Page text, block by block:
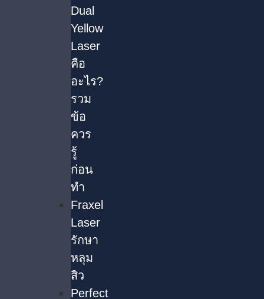
Dual
Yellow
Laser
คือ
อะไร?
รวม
ข้อ
ควร
รู้
ก่อน
ทำ
Fraxel
Laser
รักษา
หลุม
สิว
Perfect